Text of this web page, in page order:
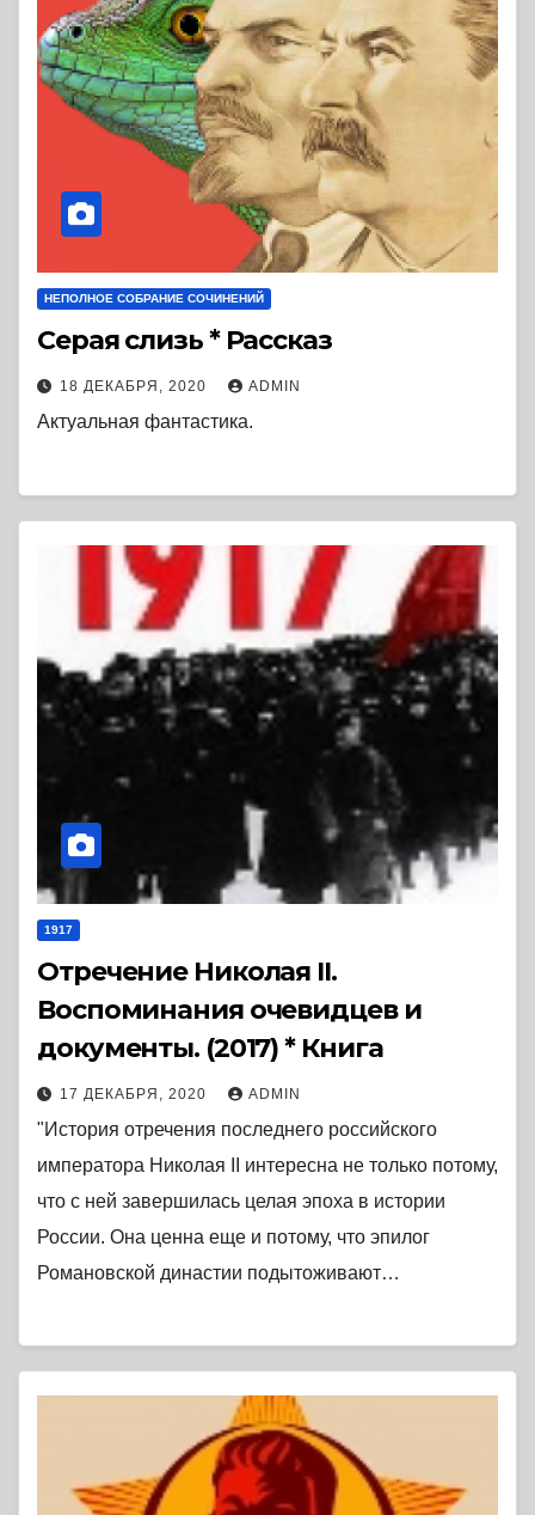
НЕПОЛНОЕ СОБРАНИЕ СОЧИНЕНИЙ
Серая слизь * Рассказ
18 ДЕКАБРЯ, 2020 ADMIN
Актуальная фантастика.
1917
Отречение Николая II.
Воспоминания очевидцев и
документы. (2017) * Книга
17 ДЕКАБРЯ, 2020 ADMIN
"История отречения последнего российского
императора Николая II интересна не только потому,
что с ней завершилась целая эпоха в истории
России. Она ценна еще и потому, что эпилог
Романовской династии подытоживают…